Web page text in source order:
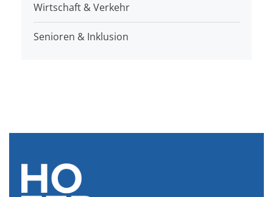
Wirtschaft & Verkehr
Senioren & Inklusion